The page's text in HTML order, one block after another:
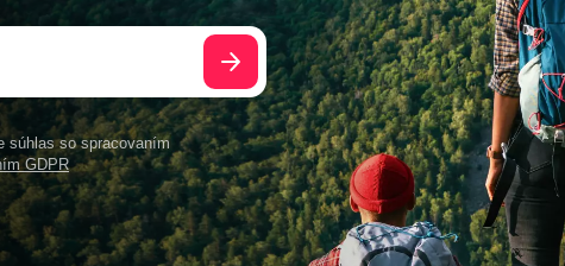
súhlas so spracovaním
GDPR